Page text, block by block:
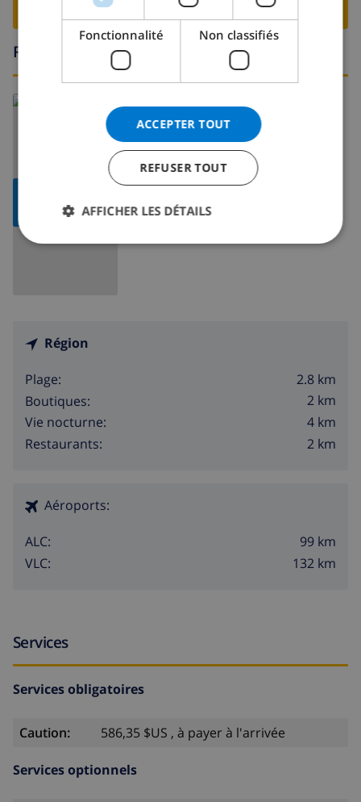
RESERVER CETTE VILLA ›
Région
CARTE
Espagne>Costa Blanca Moraira
Région
Plage:
2.8 km
Boutiques:
2 km
Vie nocturne:
4 km
Restaurants:
2 km
Aéroports:
ALC:
99 km
VLC:
132 km
Services
Services obligatoires
Caution: 586,35 $US , à payer à l'arrivée
Services optionnels
Fonctionnalité Non classifiés
ACCEPTER TOUT
REFUSER TOUT
AFFICHER LES DÉTAILS